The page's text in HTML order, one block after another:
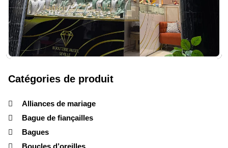
Catégories de produit
Alliances de mariage
Bague de fiançailles
Bagues
Boucles d’oreilles